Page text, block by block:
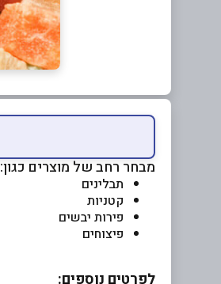
מבחר רחב של מוצרים כגון:
תבלינים
קטניות
פירות יבשים
פיצוחים
לפרטים נוספים: